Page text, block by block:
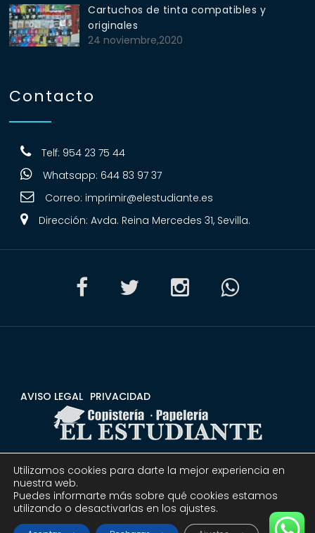
Cartuchos de tinta compatibles y
originales
24 noviembre,2020
Contacto
Telf: 954 23 75 44
Whatsapp: 644 83 97 37
Correo: imprimir@elestudiante.es
Dirección: Avda. Reina Mercedes 31, Sevilla.
AVISO LEGAL PRIVACIDAD
CONDICIONES DEVOLUCIONES Y REEMBOLSOS
© 2020 Copistería Papelería El estudiante | Todos los
derechos reservados.
Utilizamos cookies para darte la mejor experiencia en
nuestra web.
Puedes informarte más sobre qué cookies estamos
utilizando o desactivarlas en los ajustes.